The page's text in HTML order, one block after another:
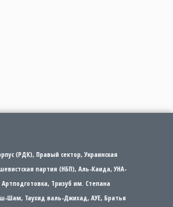
(РДК), Правый сектор, Украинская
партия (НБП), Аль-Каида, УНА-
Тризуб им. Степана
Шам, Таухид валь-Джихад, АУЕ, Братья